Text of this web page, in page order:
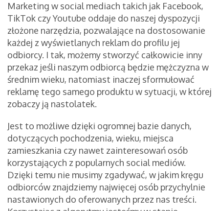
Marketing w social mediach takich jak Facebook,
TikTok czy Youtube oddaje do naszej dyspozycji
złożone narzędzia, pozwalające na dostosowanie
każdej z wyświetlanych reklam do profilu jej
odbiorcy. I tak, możemy stworzyć całkowicie inny
przekaz jeśli naszym odbiorcą będzie mężczyzna w
średnim wieku, natomiast inaczej sformułować
reklamę tego samego produktu w sytuacji, w której
zobaczy ją nastolatek.
Jest to możliwe dzięki ogromnej bazie danych,
dotyczących pochodzenia, wieku, miejsca
zamieszkania czy nawet zainteresowań osób
korzystających z popularnych social mediów.
Dzięki temu nie musimy zgadywać, w jakim kręgu
odbiorców znajdziemy najwięcej osób przychylnie
nastawionych do oferowanych przez nas treści.